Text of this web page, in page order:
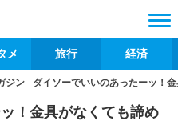
メ 旅行 経済
ジン ダイソーでいいのあったーッ！
！金具がなくても諦め